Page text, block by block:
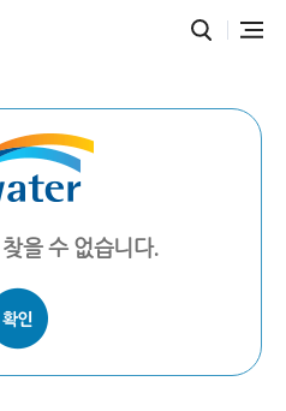
을 수 없습니다.